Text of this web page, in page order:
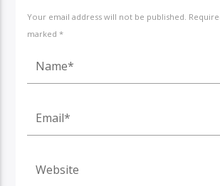
Your email address will not be published.
marked *